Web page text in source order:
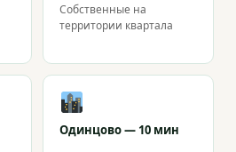
Собственные на
территории квартала
Одинцово — 10 мин